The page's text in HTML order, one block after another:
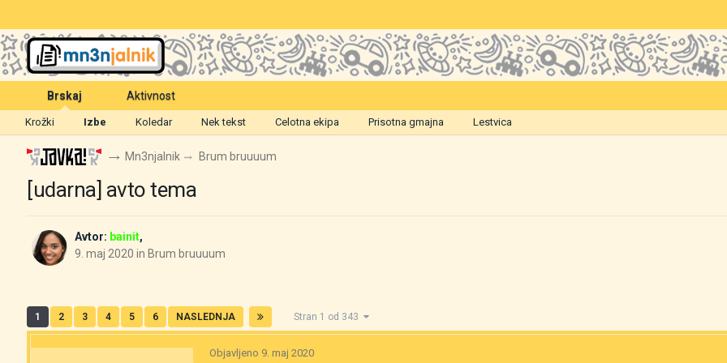
Brskaj
Krožki Izbe Koledar Nek tekst Celotna ekipa Prisotna gmajna Lestvica
Aktivnost
Mn3njalnik Brum bruuuum
[udarna] avto tema
Avtor: bainit,
9. maj 2020 in Brum bruuuum
1 2 3 4 5 6 NASLEDNJA Stran 1 od 343
Objavljeno 9. maj 2020